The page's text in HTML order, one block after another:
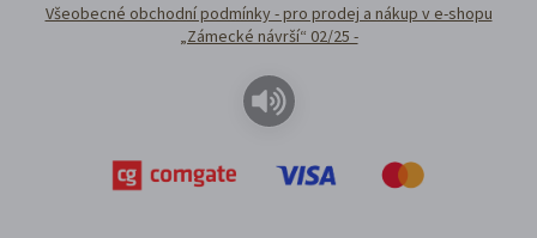
Všeobecné obchodní podmínky - pro prodej a nákup v e-shopu
„Zámecké návrší“ 02/25 -